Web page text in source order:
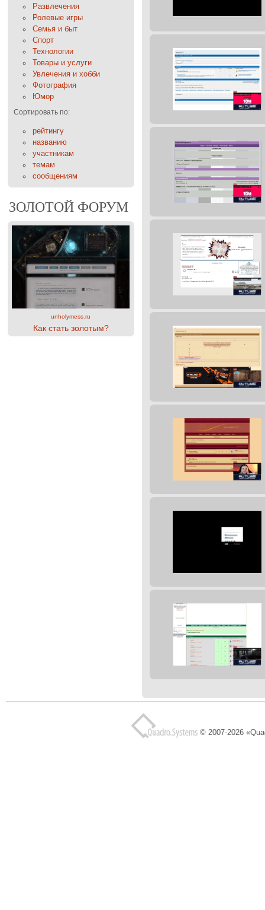
Развлечения
Ролевые игры
Семья и быт
Спорт
Технологии
Товары и услуги
Увлечения и хобби
Фотография
Юмор
Сортировать по:
рейтингу
названию
участникам
темам
сообщениям
ЗОЛОТОЙ ФОРУМ
unholymess.ru
Как стать золотым?
© 2007-2026